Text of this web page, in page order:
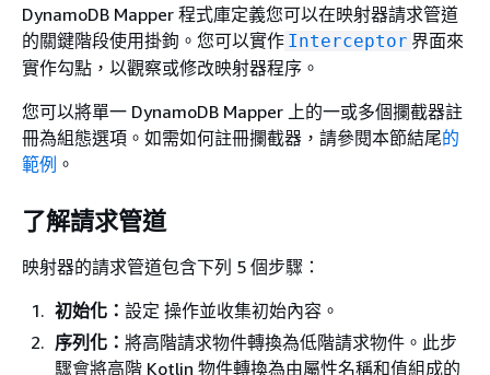
DynamoDB Mapper 程式庫定義您可以在映射器請求管道
的關鍵階段使用掛鉤。您可以實作 Interceptor 界面來
實作勾點，以觀察或修改映射器程序。
您可以將單一 DynamoDB Mapper 上的一或多個攔截器註
冊為組態選項。如需如何註冊攔截器，請參閱本節結尾的
範例 。
了解請求管道
映射器的請求管道包含下列 5 個步驟：
初始化： 設定 操作並收集初始內容。
序列化： 將高階請求物件轉換為低階請求物件。此步
驟會將高階 Kotlin 物件轉換為由屬性名稱和值組成的